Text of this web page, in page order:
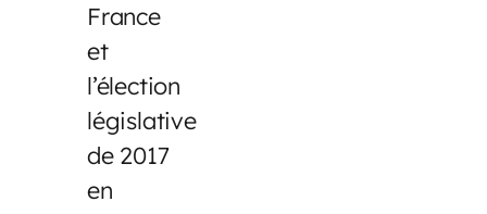
France
et
l’élection
législative
de 2017
en